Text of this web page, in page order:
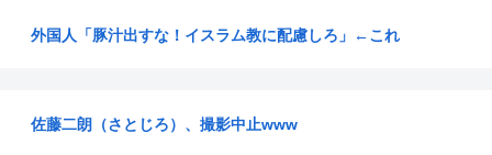
外国人「豚汁出すな！イスラム教に配慮しろ」←これ
佐藤二朗（さとじろ）、撮影中止www